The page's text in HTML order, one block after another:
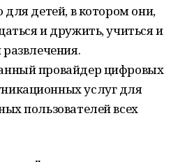
для детей, в котором они,
и дружить, учиться и
провайдер цифровых
услуг для
пользователей всех